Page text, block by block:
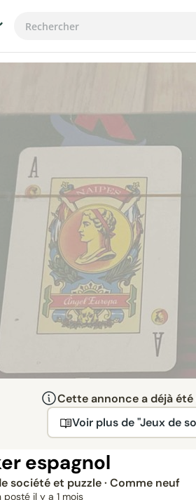
Cette annonce a déjà
Voir plus de "Jeux de
espagnol
société et puzzle· Comme neuf
posté il y a 1 mois